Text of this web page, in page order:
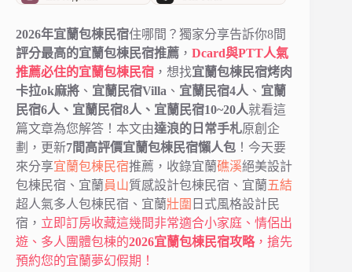
2026年宜蘭包棟民宿住哪間？獨家分享告訴你8間
評分最高的宜蘭包棟民宿推薦 ， Dcard與PTT人氣
推薦必住的宜蘭包棟民宿 ，想找宜蘭包棟民宿烤肉
卡拉ok麻將 、 宜蘭民宿Villa 、 宜蘭民宿4人 、 宜蘭
民宿6人、 宜蘭民宿8人、 宜蘭民宿10~20人就看這
篇文章為您解答！本文由達浪的日常手札原創企
劃，更新7間高評價宜蘭包棟民宿懶人包 ！今天要
來分享宜蘭包棟民宿推薦，收錄宜蘭礁溪絕美設計
包棟民宿、宜蘭員山質感設計包棟民宿、宜蘭五結
超人氣多人包棟民宿、宜蘭壯圍 日式風格設計民
宿， 立即訂房收藏這幾間非常適合小家庭、情侶出
遊、多人團體包棟的2026宜蘭包棟民宿攻略，搶先
預約您的宜蘭夢幻假期！